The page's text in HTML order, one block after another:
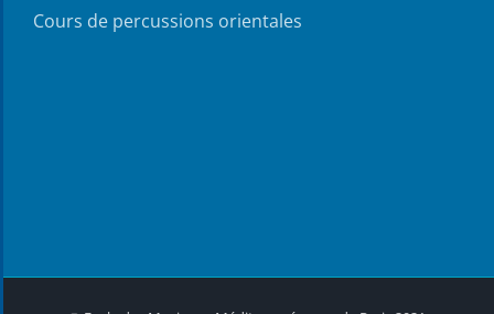
Cours de percussions orientales